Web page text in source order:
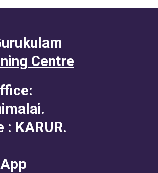
Centre
: KARUR.